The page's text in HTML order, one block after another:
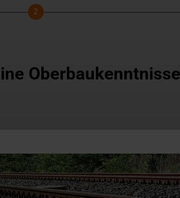
Schritt
2
Oberbaukenntnisse